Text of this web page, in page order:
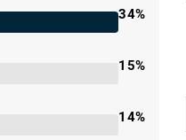
34%
15%
14%